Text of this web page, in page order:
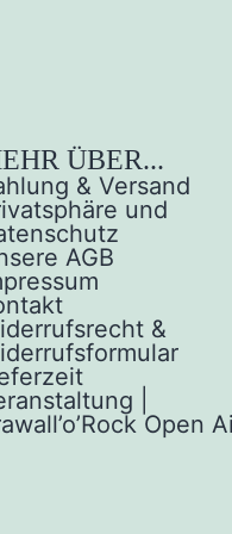
ÜBER...
& Versand
und
AGB
&
|
Open